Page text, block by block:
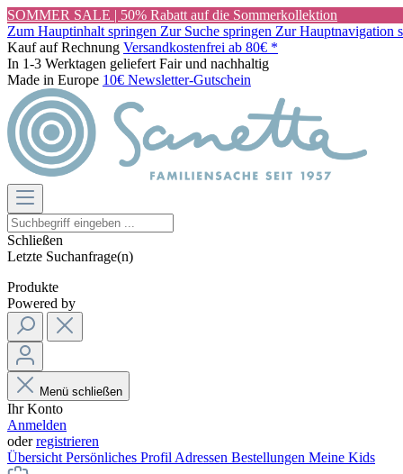
SOMMER SALE | 50% Rabatt auf die Sommerkollektion
Zum Hauptinhalt springen Zur Suche springen Zur Hauptnavigation
Kauf auf Rechnung Versandkostenfrei ab 80€ *
In 1-3 Werktagen geliefert Fair und nachhaltig
Made in Europe 10€ Newsletter-Gutschein
Schließen
Letzte Suchanfrage(n)
Produkte
Powered by
Menü schließen
Ihr Konto
Anmelden
oderregistrieren
Übersicht Persönliches Profil Adressen Bestellungen Meine Kids